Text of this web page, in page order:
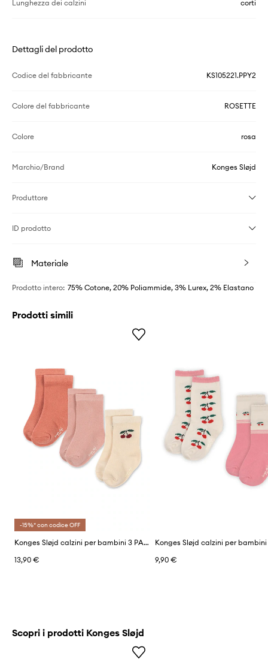
Lunghezza dei calzini corti
Dettagli del prodotto
Codice del fabbricante KS105221.PPY2
Colore del fabbricante ROSETTE
Colore rosa
Marchio/Brand Konges Sløjd
Produttore
ID prodotto
Materiale
Prodotto intero: 75% Cotone, 20% Poliammide, 3% Lurex, 2% Elastano
Prodotti simili
-15%* con codice OFF
Konges Sløjd calzini per bambini 3 PACK JACQUARD SOCKS
13,90 €
9,90 €
Scopri i prodotti Konges Sløjd